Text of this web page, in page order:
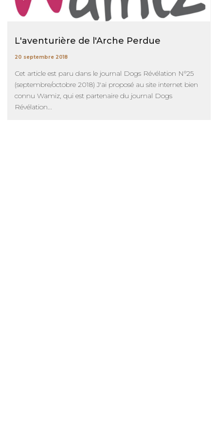
L'aventurière de l'Arche Perdue
20 septembre 2018
Cet article est paru dans le journal Dogs Révélation N°25
(septembre/octobre 2018) J'ai proposé au site internet bien
connu Wamiz, qui est partenaire du journal Dogs
Révélation...